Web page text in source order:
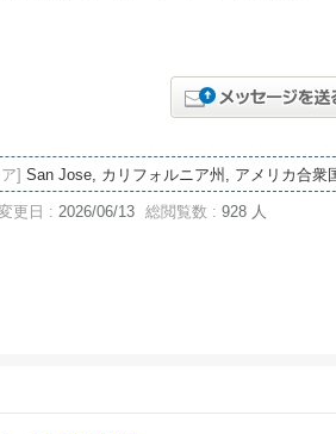
] San Jose, カリフォルニア州, アメリカ合衆
更日 : 2026/06/13 総閲覧数 : 928 人